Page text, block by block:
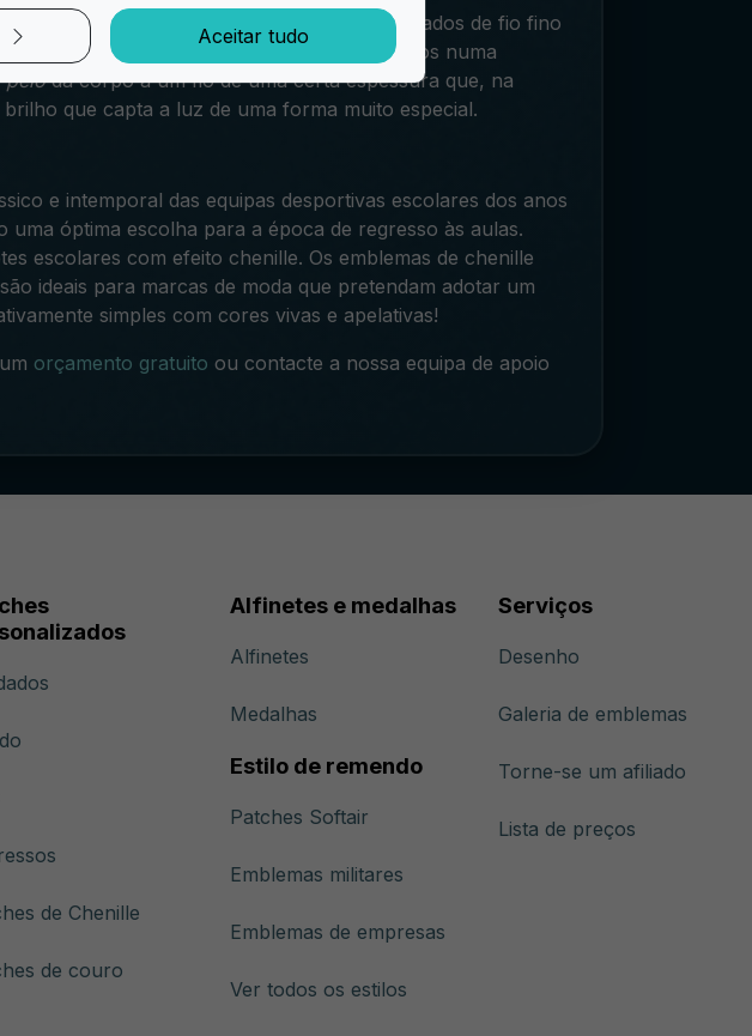
mais grosso e macio. Dois fios entrelaçados de fio fino
"pelo", é bloqueada pela torção dos fios numa
pelodá corpo a um fio de uma certa espessura que, na
que capta a luz de uma forma muito especial.
e intemporal das equipas desportivas escolares dos anos
uma óptima escolha para a época de regresso às aulas.
escolares com efeito chenille. Os emblemas de chenille
ideais para marcas de moda que pretendam adotar um
simples com cores vivas e apelativas!
orçamento gratuito ou contacte a nossa equipa de apoio
de Chenille
de couro
Alfinetes e medalhas
Alfinetes
Medalhas
Estilo de remendo
Patches Softair
Emblemas militares
Emblemas de empresas
Ver todos os estilos
Serviços
Desenho
Galeria de emblemas
Torne-se um afiliado
Lista de preços
Aceitar tudo